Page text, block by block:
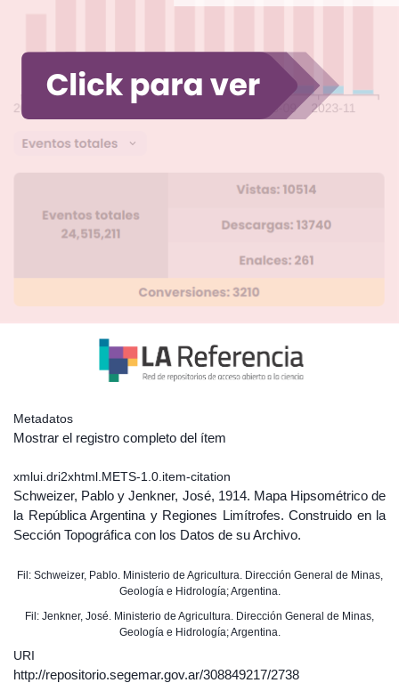
Metadatos
Mostrar el registro completo del ítem
xmlui.dri2xhtml.METS-1.0.item-citation
Schweizer, Pablo y Jenkner, José, 1914. Mapa Hipsométrico de
la República Argentina y Regiones Limítrofes. Construido en la
Sección Topográfica con los Datos de su Archivo.
Fil: Schweizer, Pablo. Ministerio de Agricultura. Dirección General de Minas,
Geología e Hidrología; Argentina.
Fil: Jenkner, José. Ministerio de Agricultura. Dirección General de Minas,
Geología e Hidrología; Argentina.
URI
http://repositorio.segemar.gov.ar/308849217/2738